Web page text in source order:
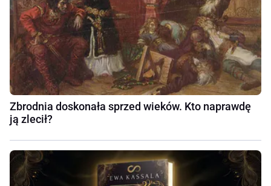
Zbrodnia doskonała sprzed wieków. Kto naprawdę
ją zlecił?